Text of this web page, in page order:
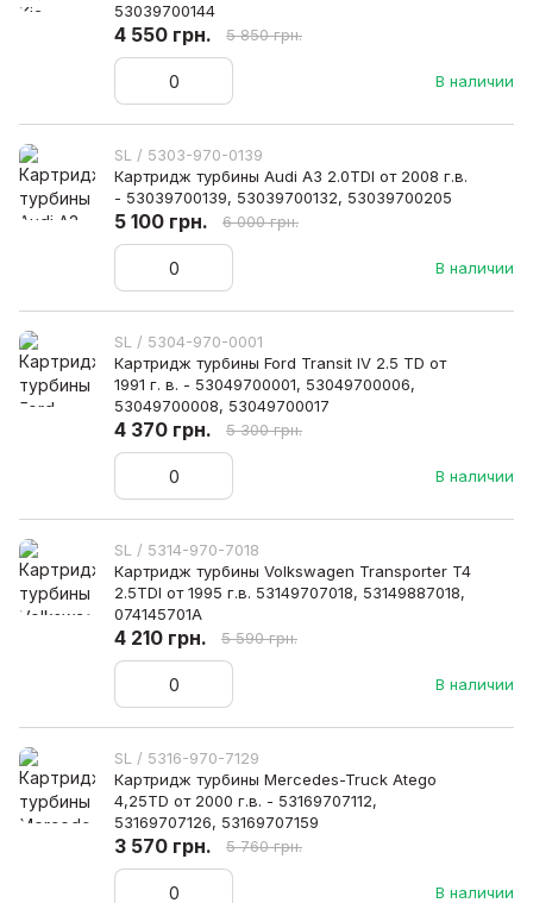
53039700144
В наличии
4 550 грн. 5 850 грн.
SL / 5303-970-0139
Картридж турбины Audi A3 2.0TDI от 2008 г.в.
- 53039700139, 53039700132, 53039700205
В наличии
5 100 грн. 6 000 грн.
SL / 5304-970-0001
Картридж турбины Ford Transit IV 2.5 TD от
1991 г. в. - 53049700001, 53049700006,
53049700008, 53049700017
В наличии
4 370 грн. 5 300 грн.
SL / 5314-970-7018
Картридж турбины Volkswagen Transporter T4
2.5TDI от 1995 г.в. 53149707018, 53149887018,
074145701A
В наличии
4 210 грн. 5 590 грн.
SL / 5316-970-7129
Картридж турбины Mercedes-Truck Atego
4,25TD от 2000 г.в. - 53169707112,
53169707126, 53169707159
В наличии
3 570 грн. 5 760 грн.